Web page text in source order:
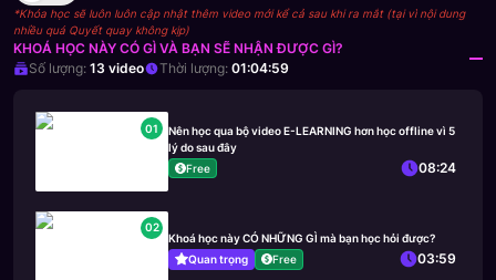
*Khóa học sẽ luôn luôn cập nhật thêm video mới kể cả sau khi ra mắt (tại vì nội dung
nhiều quá Quyết quay không kịp)
KHOÁ HỌC NÀY CÓ GÌ VÀ BẠN SẼ NHẬN ĐƯỢC GÌ?
Số lượng: 13 video Thời lượng: 01:04:59
01
Nên học qua bộ video E-LEARNING hơn học offline vì 5
lý do sau đây
Free
08:24
02
Khoá học này CÓ NHỮNG GÌ mà bạn học hỏi được?
Quan trọng
Free 03:59